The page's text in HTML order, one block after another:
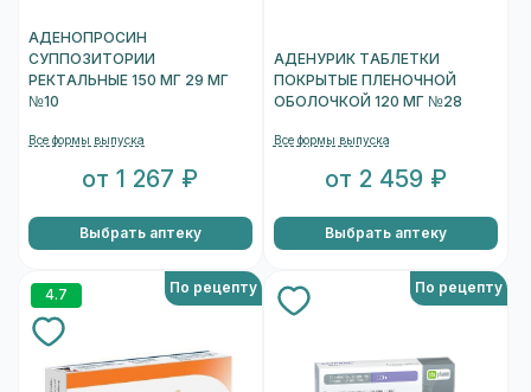
АДЕНОПРОСИН
СУППОЗИТОРИИ
РЕКТАЛЬНЫЕ 150 МГ 29 МГ
№10
Все формы выпуска
от 1 267 ₽
Выбрать аптеку
АДЕНУРИК ТАБЛЕТКИ
ПОКРЫТЫЕ ПЛЕНОЧНОЙ
ОБОЛОЧКОЙ 120 МГ №28
Все формы выпуска
от 2 459 ₽
Выбрать аптеку
4.7 По рецепту По рецепту